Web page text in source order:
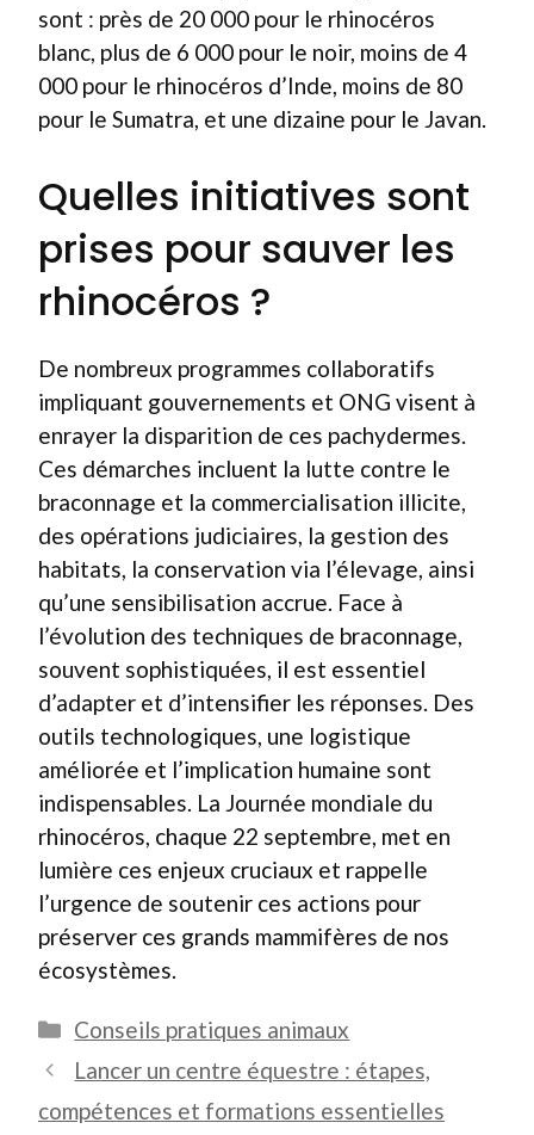
sont : près de 20 000 pour le rhinocéros
blanc, plus de 6 000 pour le noir, moins de 4
000 pour le rhinocéros d’Inde, moins de 80
pour le Sumatra, et une dizaine pour le Javan.
Quelles initiatives sont
prises pour sauver les
rhinocéros ?
De nombreux programmes collaboratifs
impliquant gouvernements et ONG visent à
enrayer la disparition de ces pachydermes.
Ces démarches incluent la lutte contre le
braconnage et la commercialisation illicite,
des opérations judiciaires, la gestion des
habitats, la conservation via l’élevage, ainsi
qu’une sensibilisation accrue. Face à
l’évolution des techniques de braconnage,
souvent sophistiquées, il est essentiel
d’adapter et d’intensifier les réponses. Des
outils technologiques, une logistique
améliorée et l’implication humaine sont
indispensables. La Journée mondiale du
rhinocéros, chaque 22 septembre, met en
lumière ces enjeux cruciaux et rappelle
l’urgence de soutenir ces actions pour
préserver ces grands mammifères de nos
écosystèmes.
Catégories
Conseils pratiques animaux
Lancer un centre équestre : étapes,
compétences et formations essentielles